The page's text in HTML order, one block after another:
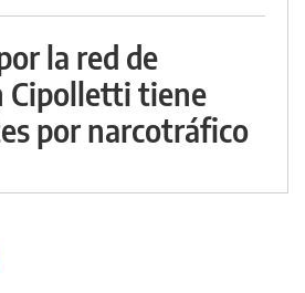
la red de
Cipolletti tiene
por narcotráfico